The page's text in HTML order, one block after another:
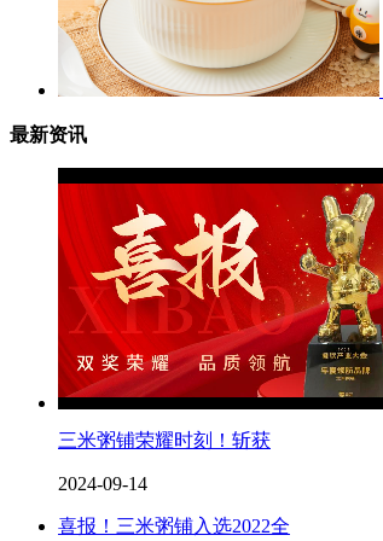
最新资讯
三米粥铺荣耀时刻！斩获
2024-09-14
喜报！三米粥铺入选2022全